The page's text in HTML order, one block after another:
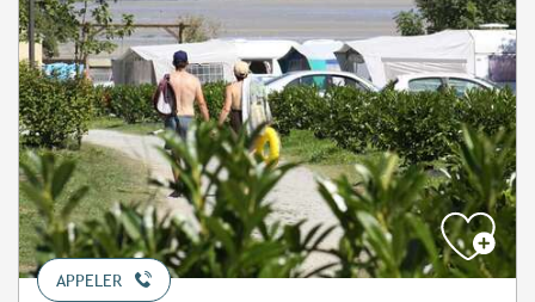
APPELER